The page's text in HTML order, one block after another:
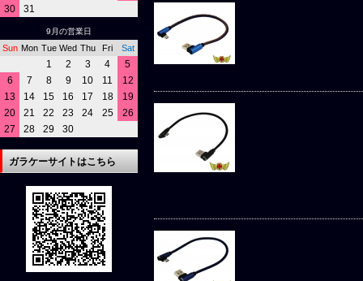
30
31
9月の営業日
Sun Mon Tue Wed Thu Fri Sat
1 2 3 4
5
6
7 8 9 10 11
12
13
14 15 16 17 18
19
20
21 22 23 24 25
26
27
28 29 30
ガラケーサイトはこちら